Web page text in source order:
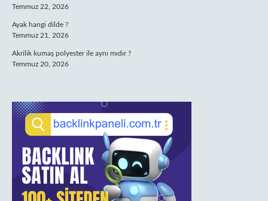
Temmuz 22, 2026
Ayak hangi dilde ?
Temmuz 21, 2026
Akrilik kumaş polyester ile aynı mıdır ?
Temmuz 20, 2026